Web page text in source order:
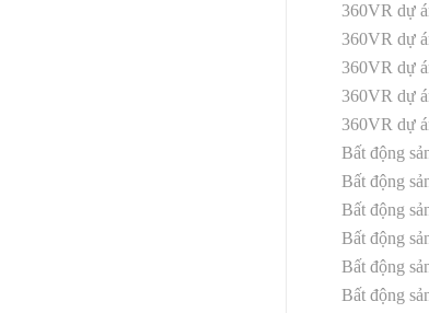
360VR dự
360VR dự
360VR dự
360VR dự
360VR dự
Bất động
Bất động
Bất động
Bất động
Bất động
Bất động